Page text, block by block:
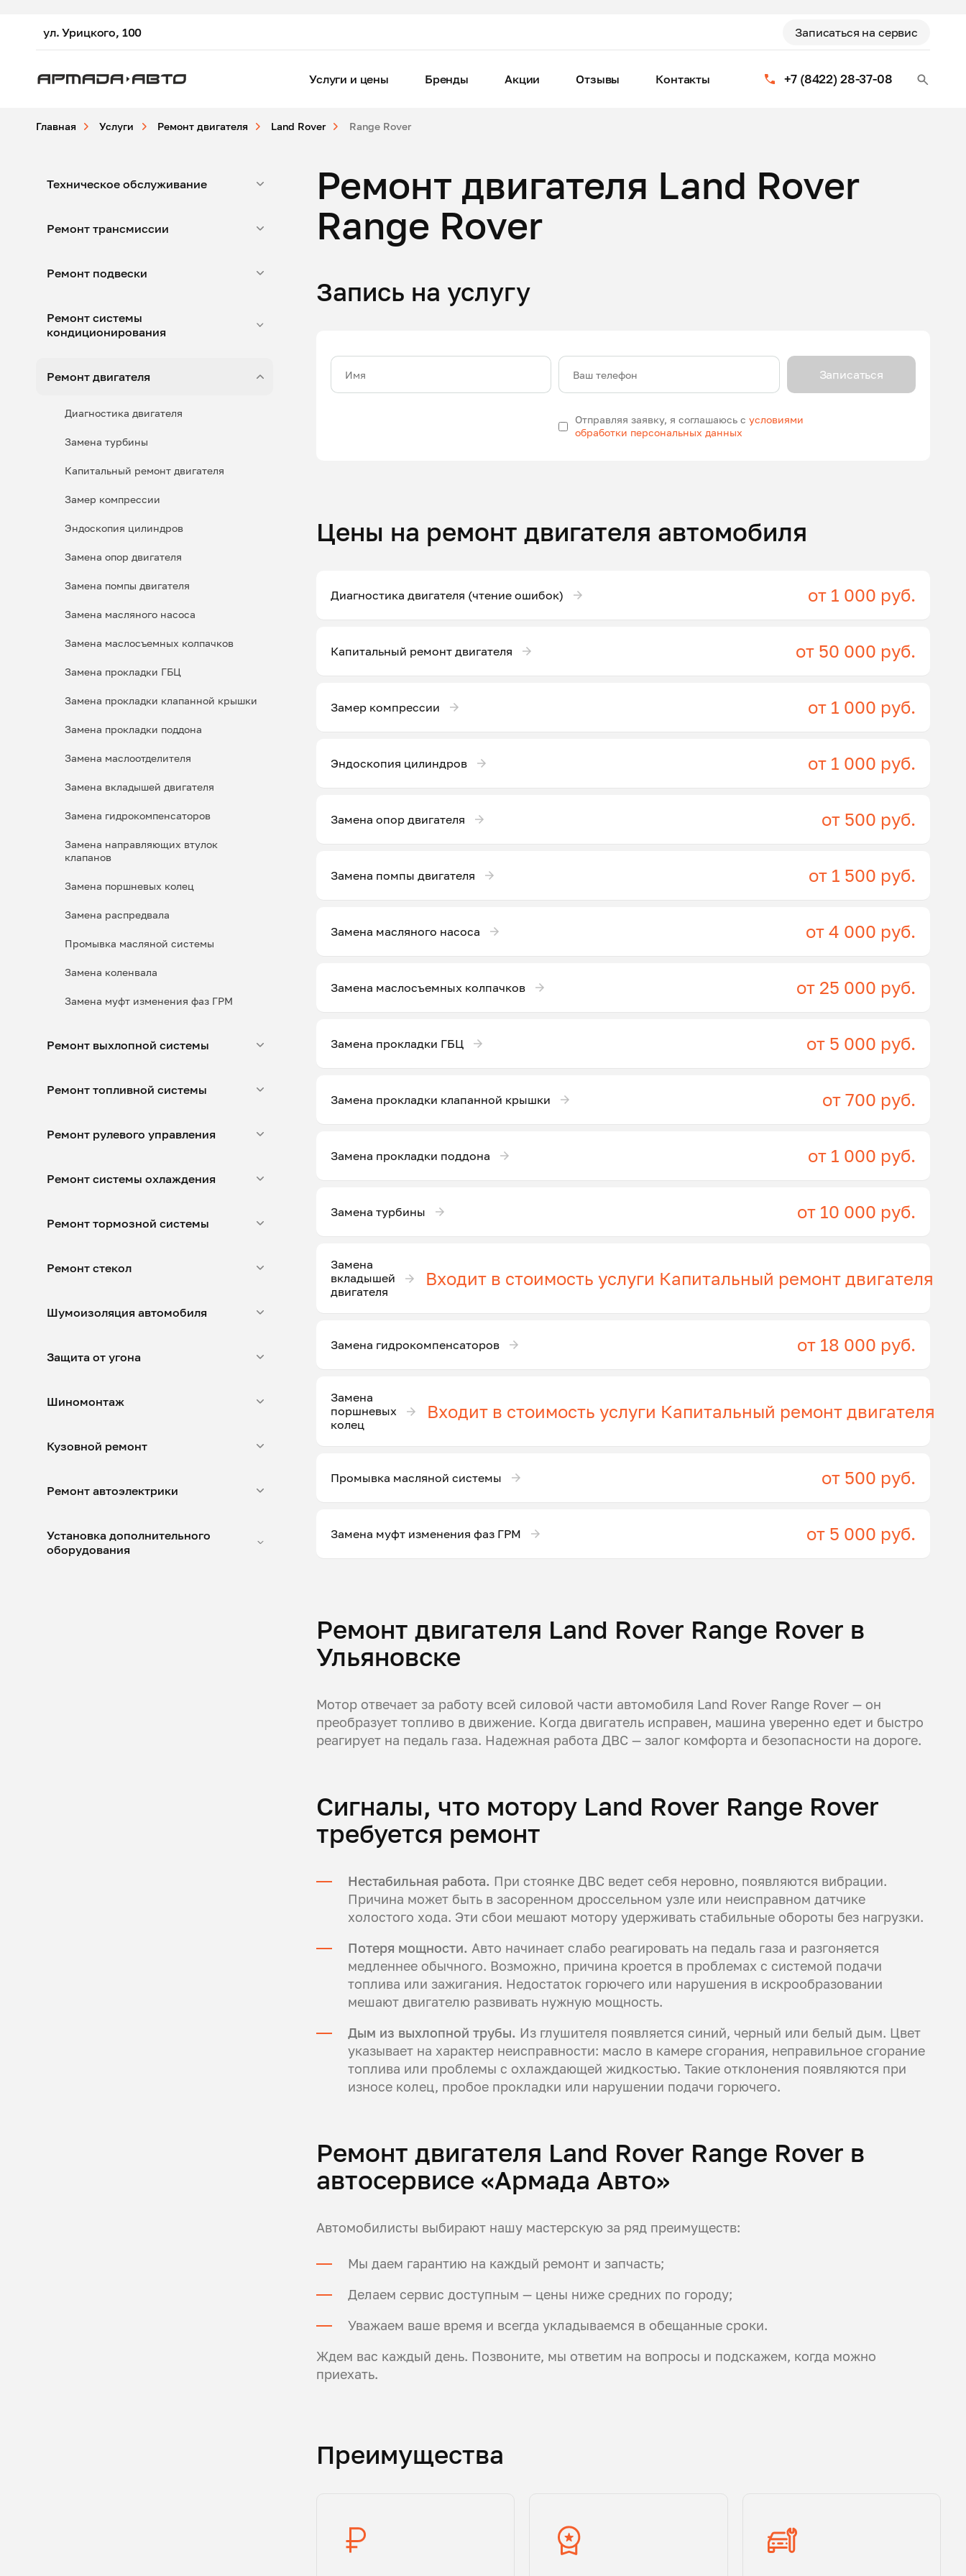
ул. Урицкого, 100 Записаться на сервис
+7 (8422) 28-37-08
Услуги и цены Бренды Акции Отзывы Контакты
Главная Услуги Ремонт двигателя Land Rover Range Rover
Техническое обслуживание
Ремонт трансмиссии
Ремонт подвески
Ремонт системы
кондиционирования
Ремонт двигателя
Диагностика двигателя
Замена турбины
Капитальный ремонт двигателя
Замер компрессии
Эндоскопия цилиндров
Замена опор двигателя
Замена помпы двигателя
Замена масляного насоса
Замена маслосъемных колпачков
Замена прокладки ГБЦ
Замена прокладки клапанной крышки
Замена прокладки поддона
Замена маслоотделителя
Замена вкладышей двигателя
Замена гидрокомпенсаторов
Замена направляющих втулок
клапанов
Замена поршневых колец
Замена распредвала
Промывка масляной системы
Замена коленвала
Замена муфт изменения фаз ГРМ
Ремонт выхлопной системы
Ремонт топливной системы
Ремонт рулевого управления
Ремонт системы охлаждения
Ремонт тормозной системы
Ремонт стекол
Шумоизоляция автомобиля
Защита от угона
Шиномонтаж
Кузовной ремонт
Ремонт автоэлектрики
Установка дополнительного
оборудования
Ремонт двигателя Land Rover
Range Rover
Запись на услугу
Имя Ваш телефон
Отправляя заявку, я соглашаюсь сусловиями
обработки персональных данных
Записаться
Цены на ремонт двигателя автомобиля
Диагностика двигателя (чтение ошибок) от 1 000 руб.
Капитальный ремонт двигателя от 50 000 руб.
Замер компрессии от 1 000 руб.
Эндоскопия цилиндров от 1 000 руб.
Замена опор двигателя от 500 руб.
Замена помпы двигателя от 1 500 руб.
Замена масляного насоса от 4 000 руб.
Замена маслосъемных колпачков от 25 000 руб.
Замена прокладки ГБЦ от 5 000 руб.
Замена прокладки клапанной крышки от 700 руб.
Замена прокладки поддона от 1 000 руб.
Замена турбины от 10 000 руб.
Замена
вкладышей
двигателя
Входит в стоимость услуги Капитальный ремонт двигателя
Замена гидрокомпенсаторов от 18 000 руб.
Замена
поршневых
колец
Входит в стоимость услуги Капитальный ремонт двигателя
Промывка масляной системы от 500 руб.
Замена муфт изменения фаз ГРМ от 5 000 руб.
Ремонт двигателя Land Rover Range Rover в
Ульяновске
Мотор отвечает за работу всей силовой части автомобиля Land Rover Range Rover — он
преобразует топливо в движение. Когда двигатель исправен, машина уверенно едет и быстро
реагирует на педаль газа. Надежная работа ДВС — залог комфорта и безопасности на дороге.
Сигналы, что мотору Land Rover Range Rover
требуется ремонт
Нестабильная работа. При стоянке ДВС ведет себя неровно, появляются вибрации.
Причина может быть в засоренном дроссельном узле или неисправном датчике
холостого хода. Эти сбои мешают мотору удерживать стабильные обороты без нагрузки.
Потеря мощности. Авто начинает слабо реагировать на педаль газа и разгоняется
медленнее обычного. Возможно, причина кроется в проблемах с системой подачи
топлива или зажигания. Недостаток горючего или нарушения в искрообразовании
мешают двигателю развивать нужную мощность.
Дым из выхлопной трубы. Из глушителя появляется синий, черный или белый дым. Цвет
указывает на характер неисправности: масло в камере сгорания, неправильное сгорание
топлива или проблемы с охлаждающей жидкостью. Такие отклонения появляются при
износе колец, пробое прокладки или нарушении подачи горючего.
Ремонт двигателя Land Rover Range Rover в
автосервисе «Армада Авто»
Автомобилисты выбирают нашу мастерскую за ряд преимуществ:
Мы даем гарантию на каждый ремонт и запчасть;
Делаем сервис доступным — цены ниже средних по городу;
Уважаем ваше время и всегда укладываемся в обещанные сроки.
Ждем вас каждый день. Позвоните, мы ответим на вопросы и подскажем, когда можно
приехать.
Преимущества